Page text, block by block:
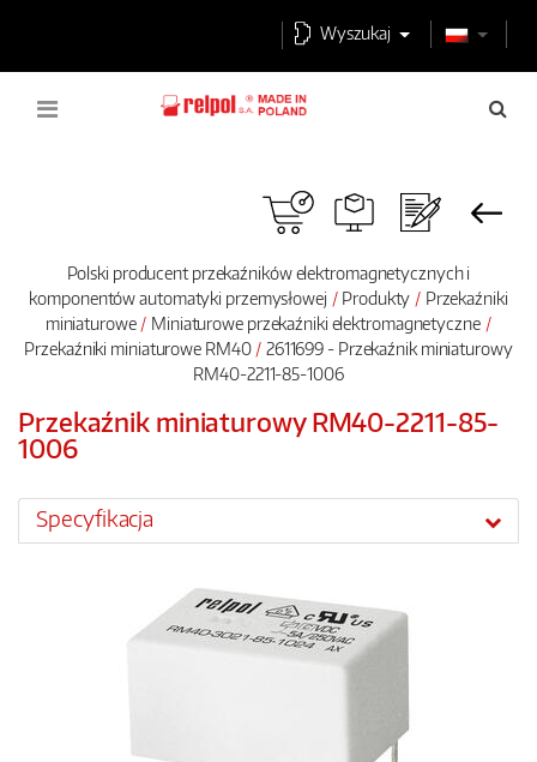
Wyszukaj
Polski producent przekaźników elektromagnetycznych i
komponentów automatyki przemysłowej
Produkty
Przekaźniki
miniaturowe
Miniaturowe przekaźniki elektromagnetyczne
Przekaźniki miniaturowe RM40
2611699 - Przekaźnik miniaturowy
RM40-2211-85-1006
Przekaźnik miniaturowy RM40-2211-85-
1006
Specyfikacja